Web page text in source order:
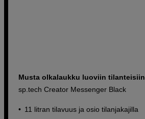
Musta olkalaukku luoviin tilanteisiin
sp.tech Creator Messenger Black
11 litran tilavuus ja osio tilanjakajilla